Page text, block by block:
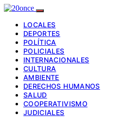
LOCALES
DEPORTES
POLÍTICA
POLICIALES
INTERNACIONALES
CULTURA
AMBIENTE
DERECHOS HUMANOS
SALUD
COOPERATIVISMO
JUDICIALES